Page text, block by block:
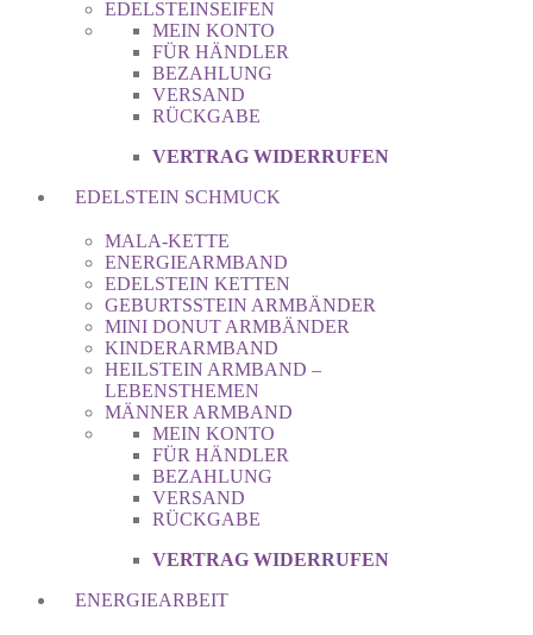
EDELSTEINSEIFEN
MEIN KONTO
FÜR HÄNDLER
BEZAHLUNG
VERSAND
RÜCKGABE
VERTRAG WIDERRUFEN
EDELSTEIN SCHMUCK
MALA-KETTE
ENERGIEARMBAND
EDELSTEIN KETTEN
GEBURTSSTEIN ARMBÄNDER
MINI DONUT ARMBÄNDER
KINDERARMBAND
HEILSTEIN ARMBAND –
LEBENSTHEMEN
MÄNNER ARMBAND
MEIN KONTO
FÜR HÄNDLER
BEZAHLUNG
VERSAND
RÜCKGABE
VERTRAG WIDERRUFEN
ENERGIEARBEIT